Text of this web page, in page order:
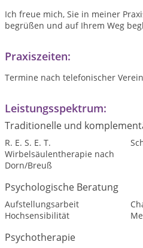
Ich freue mich, Sie in meiner
begrüßen und auf Ihrem Weg
Praxiszeiten:
Termine nach telefonischer
Leistungsspektrum:
Traditionelle und
R. E. S. E. T.
Wirbelsäulentherapie nach
Dorn/Breuß
Psychologische Beratung
Aufstellungsarbeit
Hochsensibilität
Psychotherapie